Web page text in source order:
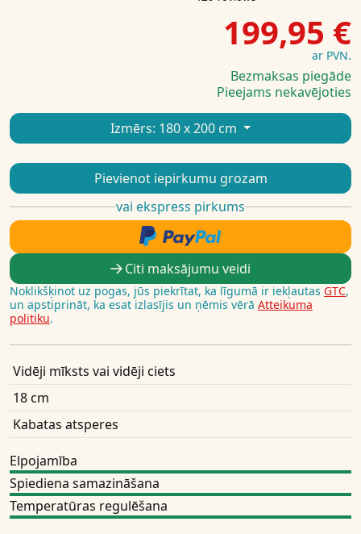
199,95 €
ar PVN.
Bezmaksas piegāde
Pieejams nekavējoties
Izmērs: 180 x 200 cm
Pievienot iepirkumu grozam
vai ekspress pirkums
Citi maksājumu veidi
Noklikšķinot uz pogas, jūs piekrītat, ka līgumā ir iekļautas GTC,
un apstiprināt, ka esat izlasījis un ņēmis vērā Atteikuma
politiku.
Vidēji mīksts vai vidēji ciets
18 cm
Kabatas atsperes
Elpojamība
Spiediena samazināšana
Temperatūras regulēšana